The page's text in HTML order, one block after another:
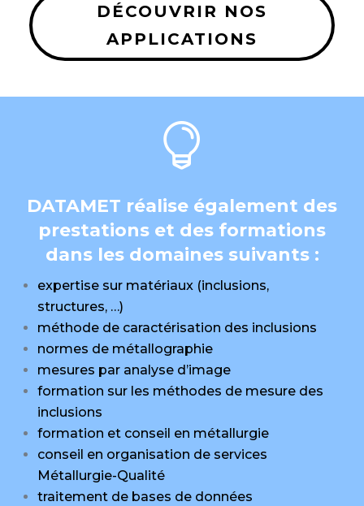
DÉCOUVRIR NOS
APPLICATIONS

DATAMET réalise également des
prestations et des formations
dans les domaines suivants :
expertise sur matériaux (inclusions,
structures, …)
méthode de caractérisation des inclusions
normes de métallographie
mesures par analyse d’image
formation sur les méthodes de mesure des
inclusions
formation et conseil en métallurgie
conseil en organisation de services
Métallurgie-Qualité
traitement de bases de données